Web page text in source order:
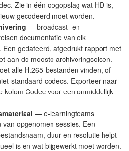
Zie in één oogopslag wat HD is,
gecodeerd moet worden.
— broadcast- en
documentatie van elk
Een gedateerd, afgedrukt rapport met
aan de meeste archiveringseisen.
alle H.265-bestanden vinden, of
standaard codecs. Exporteer naar
kolom Codec voor een onmiddellijk
— e-learningteams
opgenomen sessies. Een
duur en resolutie helpt
is en wat bijgewerkt moet worden.